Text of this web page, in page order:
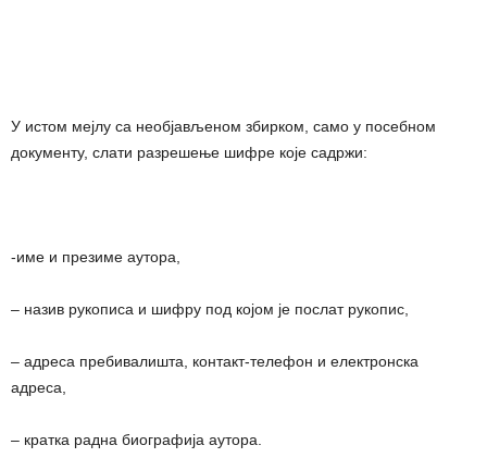
У истом мејлу са необјављеном збирком, само у посебном
документу, слати разрешење шифре које садржи:
-име и презиме аутора,
– назив рукописа и шифру под којом је послат рукопис,
– адреса пребивалишта, контакт-телефон и електронска
адреса,
– кратка радна биографија аутора.